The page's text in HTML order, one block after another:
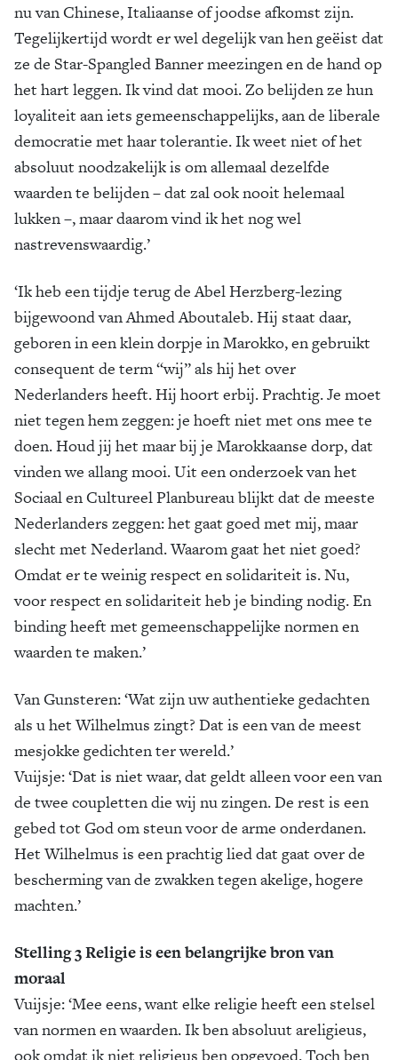
nu van Chinese, Italiaanse of joodse afkomst zijn.
Tegelijkertijd wordt er wel degelijk van hen geëist dat
ze de Star-Spangled Banner meezingen en de hand op
het hart leggen. Ik vind dat mooi. Zo belijden ze hun
loyaliteit aan iets gemeenschappelijks, aan de liberale
democratie met haar tolerantie. Ik weet niet of het
absoluut noodzakelijk is om allemaal dezelfde
waarden te belijden – dat zal ook nooit helemaal
lukken –, maar daarom vind ik het nog wel
nastrevenswaardig.’
‘Ik heb een tijdje terug de Abel Herzberg-lezing
bijgewoond van Ahmed Aboutaleb. Hij staat daar,
geboren in een klein dorpje in Marokko, en gebruikt
consequent de term “wij” als hij het over
Nederlanders heeft. Hij hoort erbij. Prachtig. Je moet
niet tegen hem zeggen: je hoeft niet met ons mee te
doen. Houd jij het maar bij je Marokkaanse dorp, dat
vinden we allang mooi. Uit een onderzoek van het
Sociaal en Cultureel Planbureau blijkt dat de meeste
Nederlanders zeggen: het gaat goed met mij, maar
slecht met Nederland. Waarom gaat het niet goed?
Omdat er te weinig respect en solidariteit is. Nu,
voor respect en solidariteit heb je binding nodig. En
binding heeft met gemeenschappelijke normen en
waarden te maken.’
Van Gunsteren: ‘Wat zijn uw authentieke gedachten
als u het Wilhelmus zingt? Dat is een van de meest
mesjokke gedichten ter wereld.’
Vuijsje: ‘Dat is niet waar, dat geldt alleen voor een van
de twee coupletten die wij nu zingen. De rest is een
gebed tot God om steun voor de arme onderdanen.
Het Wilhelmus is een prachtig lied dat gaat over de
bescherming van de zwakken tegen akelige, hogere
machten.’
Stelling 3 Religie is een belangrijke bron van
moraal
Vuijsje: ‘Mee eens, want elke religie heeft een stelsel
van normen en waarden. Ik ben absoluut areligieus,
ook omdat ik niet religieus ben opgevoed. Toch ben